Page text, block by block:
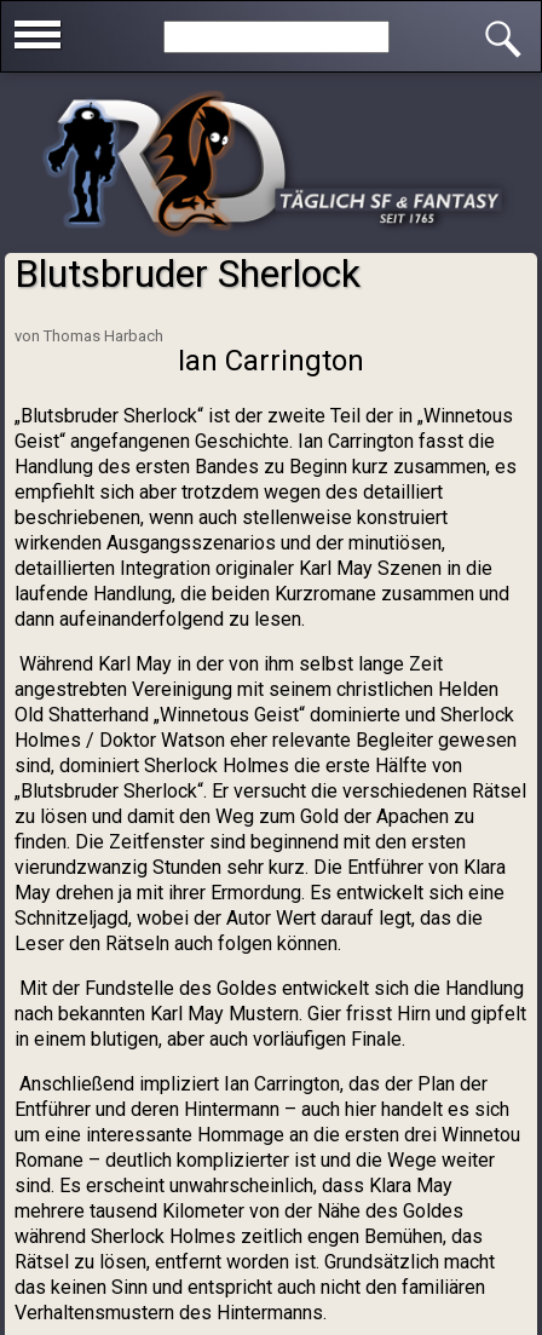
Sie sind hier
Blutsbruder Sherlock
von Thomas Harbach
Ian Carrington
„Blutsbruder Sherlock“ ist der zweite Teil der in „Winnetous
Geist“ angefangenen Geschichte. Ian Carrington fasst die
Handlung des ersten Bandes zu Beginn kurz zusammen, es
empfiehlt sich aber trotzdem wegen des detailliert
beschriebenen, wenn auch stellenweise konstruiert
wirkenden Ausgangsszenarios und der minutiösen,
detaillierten Integration originaler Karl May Szenen in die
laufende Handlung, die beiden Kurzromane zusammen und
dann aufeinanderfolgend zu lesen.
Während Karl May in der von ihm selbst lange Zeit
angestrebten Vereinigung mit seinem christlichen Helden
Old Shatterhand „Winnetous Geist“ dominierte und Sherlock
Holmes / Doktor Watson eher relevante Begleiter gewesen
sind, dominiert Sherlock Holmes die erste Hälfte von
„Blutsbruder Sherlock“. Er versucht die verschiedenen Rätsel
zu lösen und damit den Weg zum Gold der Apachen zu
finden. Die Zeitfenster sind beginnend mit den ersten
vierundzwanzig Stunden sehr kurz. Die Entführer von Klara
May drehen ja mit ihrer Ermordung. Es entwickelt sich eine
Schnitzeljagd, wobei der Autor Wert darauf legt, das die
Leser den Rätseln auch folgen können.
Mit der Fundstelle des Goldes entwickelt sich die Handlung
nach bekannten Karl May Mustern. Gier frisst Hirn und gipfelt
in einem blutigen, aber auch vorläufigen Finale.
Anschließend impliziert Ian Carrington, das der Plan der
Entführer und deren Hintermann – auch hier handelt es sich
um eine interessante Hommage an die ersten drei Winnetou
Romane – deutlich komplizierter ist und die Wege weiter
sind. Es erscheint unwahrscheinlich, dass Klara May
mehrere tausend Kilometer von der Nähe des Goldes
während Sherlock Holmes zeitlich engen Bemühen, das
Rätsel zu lösen, entfernt worden ist. Grundsätzlich macht
das keinen Sinn und entspricht auch nicht den familiären
Verhaltensmustern des Hintermanns.